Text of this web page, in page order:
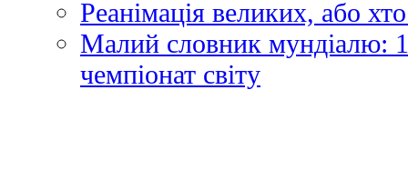
Реанімація великих, або
Малий словник мундіалю:
чемпіонат світу